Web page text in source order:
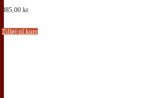
385,00 kr.
Tilføj til kurv